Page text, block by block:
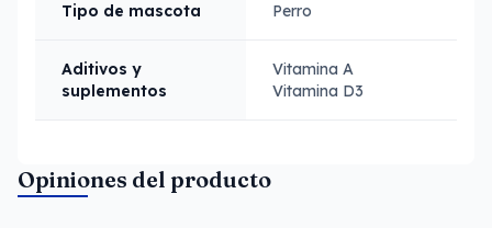
Tipo de mascota Perro
Aditivos y
suplementos
Vitamina A
Vitamina D3
Opiniones del producto